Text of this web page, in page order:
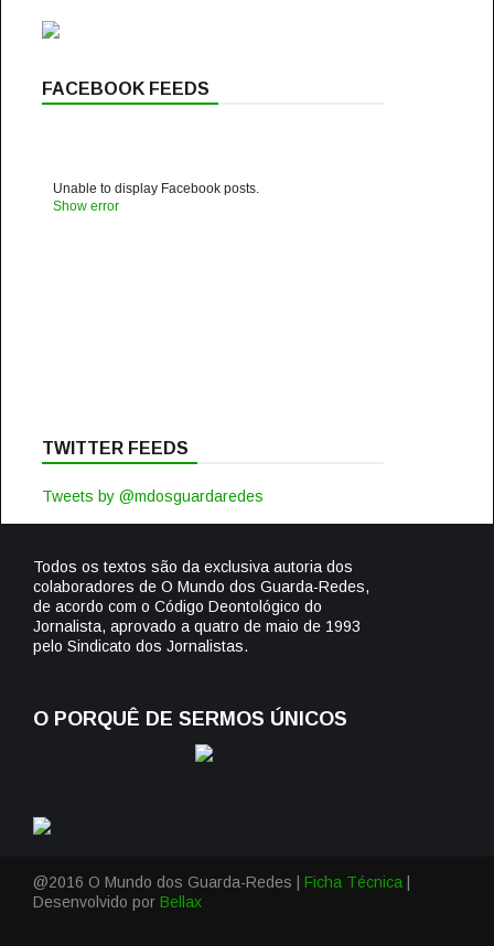
FACEBOOK FEEDS
Unable to display Facebook posts.
Show error
TWITTER FEEDS
Tweets by @mdosguardaredes
Todos os textos são da exclusiva autoria dos
colaboradores de O Mundo dos Guarda-Redes,
de acordo com o Código Deontológico do
Jornalista, aprovado a quatro de maio de 1993
pelo Sindicato dos Jornalistas.
O PORQUÊ DE SERMOS ÚNICOS
@2016 O Mundo dos Guarda-Redes | Ficha Técnica
Desenvolvido por Bellax